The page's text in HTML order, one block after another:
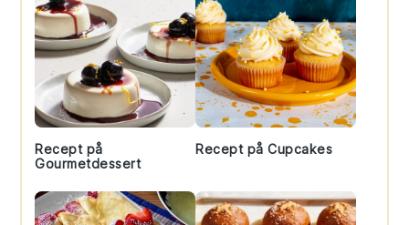
Recept på
Gourmetdessert
Recept på Cupcakes